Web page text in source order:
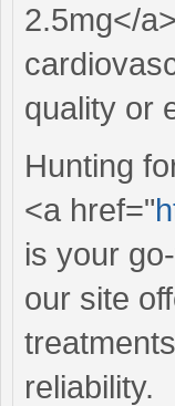
2.5mg</
quality or
Hunting
<a href="
is your
our site
reliability.